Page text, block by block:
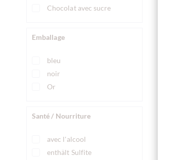
Chocolat avec sucre
Emballage
bleu
noir
Or
Santé / Nourriture
avec l'alcool
enthält Sulfite